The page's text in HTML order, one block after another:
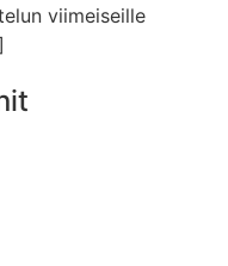
viimeiseille